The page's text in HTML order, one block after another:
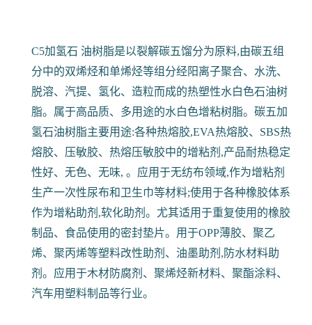
C5加氢石 油树脂是以裂解碳五馏分为原料,由碳五组
分中的双烯烃和单烯烃等组分经阳离子聚合、水洗、
脱溶、汽提、氢化、造粒而成的热塑性水白色石油树
脂。属于高品质、多用途的水白色增粘树脂。碳五加
氢石油树脂主要用途:各种热熔胶,EVA热熔胶、SBS热
熔胶、压敏胶、热熔压敏胶中的增粘剂,产品耐热稳定
性好、无色、无味, 。应用于无纺布领域,作为增粘剂
生产一次性尿布和卫生巾等材料;使用于各种橡胶体系
作为增粘助剂,软化助剂。尤其适用于重复使用的橡胶
制品、食品使用的密封垫片。用于OPP薄胶、聚乙
烯、聚丙烯等塑料改性助剂、油墨助剂,防水材料助
剂。应用于木材防腐剂、聚烯烃新材料、聚酯涂料、
汽车用塑料制品等行业。